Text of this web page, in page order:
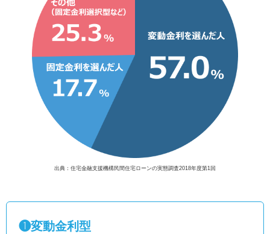
出典：住宅金融支援機構民間住宅ローンの実態調査2018年度第1回
❶変動金利型